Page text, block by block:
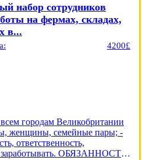
набор сотрудников
на фермах, складах,
в...
4200£
городам Великобритании
семейные пары; -
ответственность,
заработывать. ОБЯЗАННОСТИ